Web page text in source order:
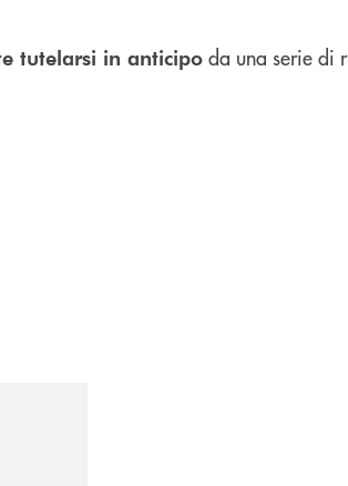
tutelarsi in anticipo da una serie di